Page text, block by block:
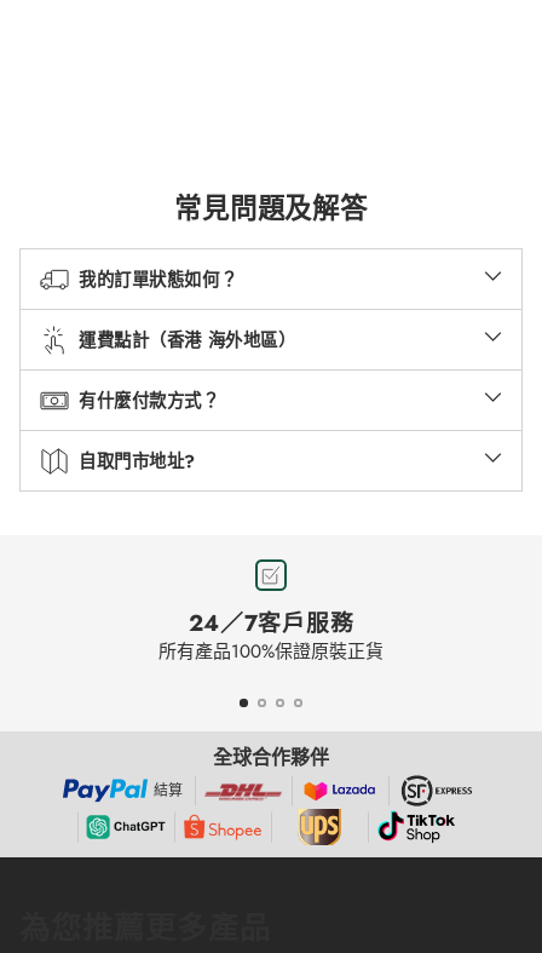
常見問題及解答
我的訂單狀態如何？
運費點計（香港 海外地區）
有什麼付款方式？
自取門市地址?
24／7客戶服務
所有產品100%保證原裝正貨
全球合作夥伴
結算